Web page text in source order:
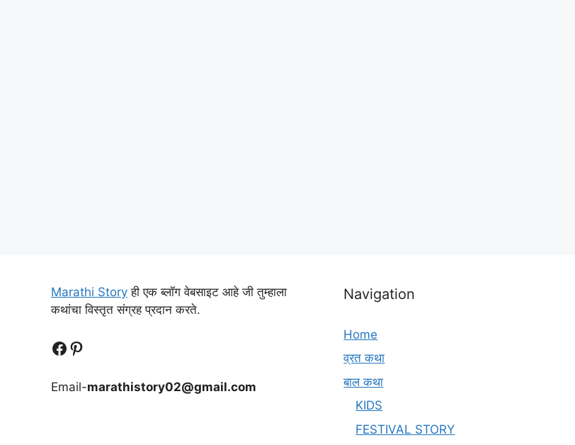
Marathi Story ही एक ब्लॉग वेबसाइट आहे जी तुम्हाला
कथांचा विस्तृत संग्रह प्रदान करते.
Follow UsFollow us
Email-marathistory02@gmail.com
Navigation
Home
व्रत कथा
बाल कथा
KIDS
FESTIVAL STORY